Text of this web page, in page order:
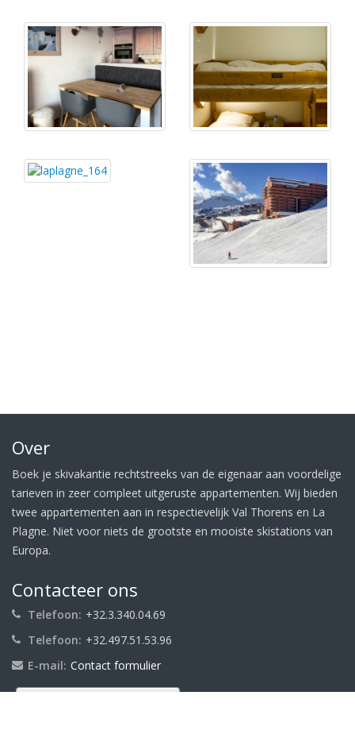
Over
Boek je skivakantie rechtstreeks van de eigenaar aan voordelige
tarieven in zeer compleet uitgeruste appartementen. Wij bieden
twee appartementen aan in respectievelijk Val Thorens en La
Plagne. Niet voor niets de grootste en mooiste skistations van
Europa.
Contacteer ons
Telefoon: +32.3.340.04.69
Telefoon: +32.497.51.53.96
E-mail: Contact formulier